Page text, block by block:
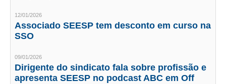
NEWSLETTER
GUIA DAS ENGENHARIAS
CURSOS
12/01/2026
Associado SEESP tem desconto em curso na
SSO
09/01/2026
Dirigente do sindicato fala sobre profissão e
apresenta SEESP no podcast ABC em Off